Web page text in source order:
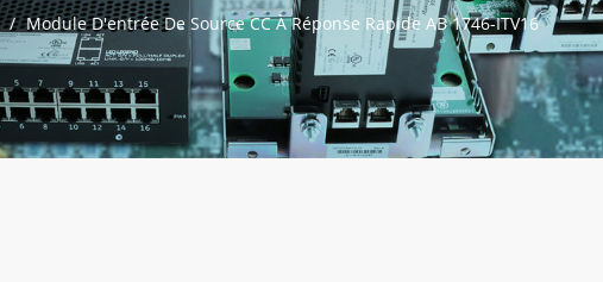
/ Module D'entrée De Source CC À Réponse Rapide AB 1746-ITV16